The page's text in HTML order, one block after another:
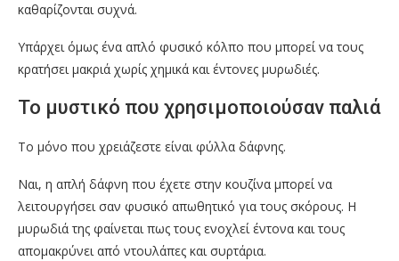
καθαρίζονται συχνά.
Υπάρχει όμως ένα απλό φυσικό κόλπο που μπορεί να τους
κρατήσει μακριά χωρίς χημικά και έντονες μυρωδιές.
Το μυστικό που χρησιμοποιούσαν παλιά
Το μόνο που χρειάζεστε είναι φύλλα δάφνης.
Ναι, η απλή δάφνη που έχετε στην κουζίνα μπορεί να
λειτουργήσει σαν φυσικό απωθητικό για τους σκόρους. Η
μυρωδιά της φαίνεται πως τους ενοχλεί έντονα και τους
απομακρύνει από ντουλάπες και συρτάρια.